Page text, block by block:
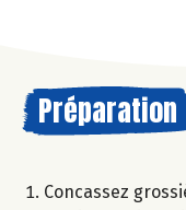
Préparation
Concassez